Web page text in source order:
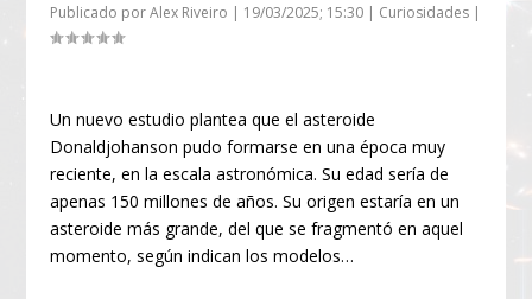
Publicado porAlex Riveiro | 19/03/2025; 15:30 | Curiosidades |
Un nuevo estudio plantea que el asteroide
Donaldjohanson pudo formarse en una época muy
reciente, en la escala astronómica. Su edad sería de
apenas 150 millones de años. Su origen estaría en un
asteroide más grande, del que se fragmentó en aquel
momento, según indican los modelos…